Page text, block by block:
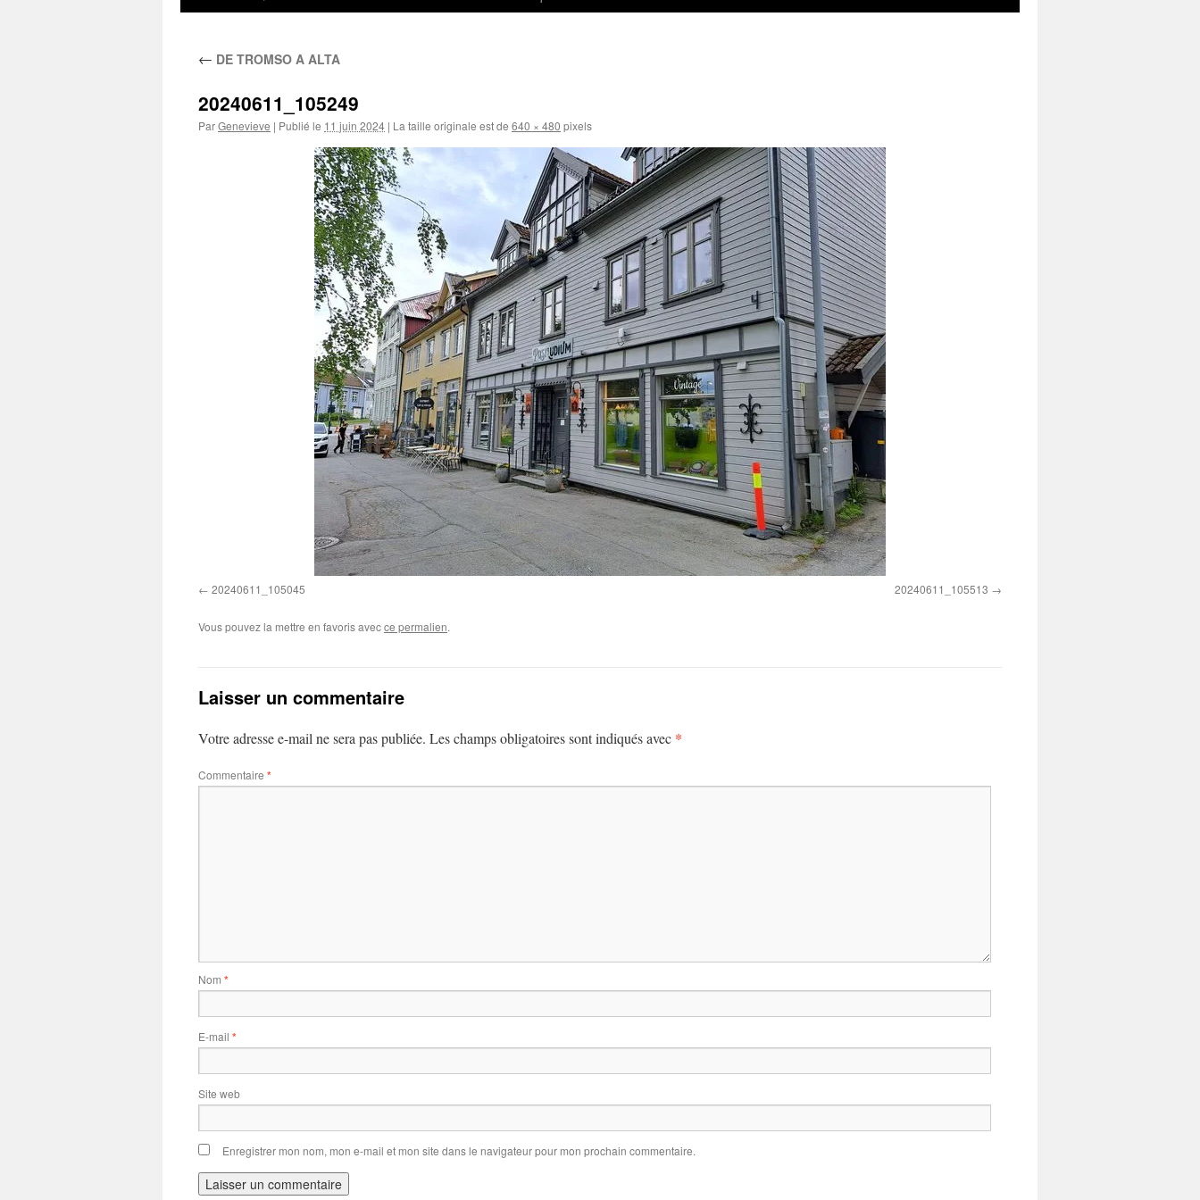
contenu
← DE TROMSO A ALTA
20240611_105249
ParGenevieve | Publié le 11 juin 2024 | La taille originale est de 640 × 480 pixels
20240611_105045 20240611_105513
Vous pouvez la mettre en favoris avecce permalien.
Laisser un commentaire
Votre adresse e-mail ne sera pas publiée. Les champs obligatoires sont indiqués avec *
Commentaire *
Nom *
E-mail *
Site web
Enregistrer mon nom, mon e-mail et mon site dans le navigateur pour mon prochain commentaire.